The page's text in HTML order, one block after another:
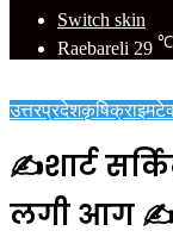
Switch skin
Raebareli 29 ℃
उत्तरप्रदेशकृषिक्राइम
✍️शार्ट
लगी आग